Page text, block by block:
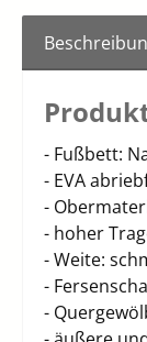
- Fußbett:
- EVA
-
- hoher
- Weite:
-
-